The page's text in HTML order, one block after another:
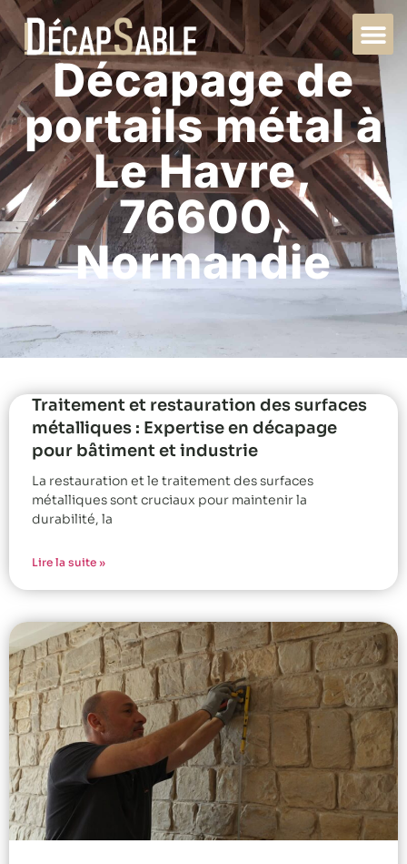
Décapage de
portails métal à
Le Havre,
76600,
Normandie
Traitement et restauration des surfaces
métalliques : Expertise en décapage
pour bâtiment et industrie
La restauration et le traitement des surfaces
métalliques sont cruciaux pour maintenir la
durabilité, la
Lire la suite »